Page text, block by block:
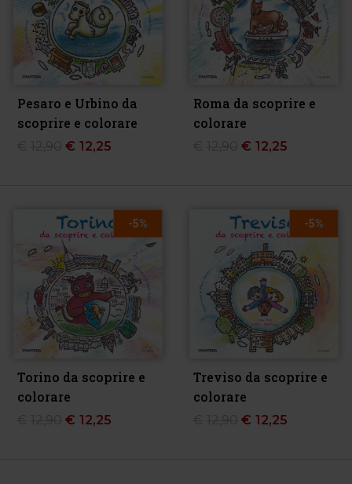
Pesaro e Urbino da
scoprire e colorare
€ 12,25
Roma da scoprire e
colorare
€ 12,25
-5%
Torino da scoprire e
colorare
€ 12,25
-5%
Treviso da scoprire e
colorare
€ 12,25